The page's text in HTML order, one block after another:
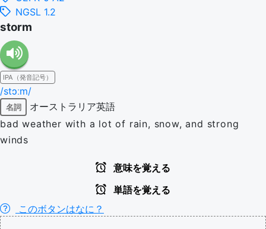
NGSL 1.2
storm
IPA（発音記号）
/stɔːm/
名詞
オーストラリア英語
bad weather with a lot of rain, snow, and strong
winds
意味を覚える
単語を覚える
このボタンはなに？